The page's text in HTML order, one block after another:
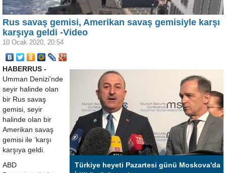
Rus savaş gemisi, Amerikan savaş gemisiyle karşı
karşıya geldi -Video
10 Ocak 2020, 20:54
Türkiye heyeti Pazartesi günü Moskova'da
HABERRUS -
Umman Denizi'nde
seyir halinde olan
bir Rus savaş
gemisi, seyir
halinde olan bir
Amerikan savaş
gemisi ile ‘karşı
karşıya geldi.
ABD